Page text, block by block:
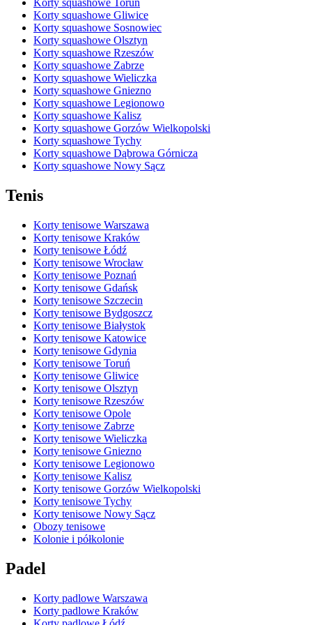
Korty squashowe Toruń
Korty squashowe Gliwice
Korty squashowe Sosnowiec
Korty squashowe Olsztyn
Korty squashowe Rzeszów
Korty squashowe Zabrze
Korty squashowe Wieliczka
Korty squashowe Gniezno
Korty squashowe Legionowo
Korty squashowe Kalisz
Korty squashowe Gorzów Wielkopolski
Korty squashowe Tychy
Korty squashowe Dąbrowa Górnicza
Korty squashowe Nowy Sącz
Tenis
Korty tenisowe Warszawa
Korty tenisowe Kraków
Korty tenisowe Łódź
Korty tenisowe Wrocław
Korty tenisowe Poznań
Korty tenisowe Gdańsk
Korty tenisowe Szczecin
Korty tenisowe Bydgoszcz
Korty tenisowe Białystok
Korty tenisowe Katowice
Korty tenisowe Gdynia
Korty tenisowe Toruń
Korty tenisowe Gliwice
Korty tenisowe Olsztyn
Korty tenisowe Rzeszów
Korty tenisowe Opole
Korty tenisowe Zabrze
Korty tenisowe Wieliczka
Korty tenisowe Gniezno
Korty tenisowe Legionowo
Korty tenisowe Kalisz
Korty tenisowe Gorzów Wielkopolski
Korty tenisowe Tychy
Korty tenisowe Nowy Sącz
Obozy tenisowe
Kolonie i półkolonie
Padel
Korty padlowe Warszawa
Korty padlowe Kraków